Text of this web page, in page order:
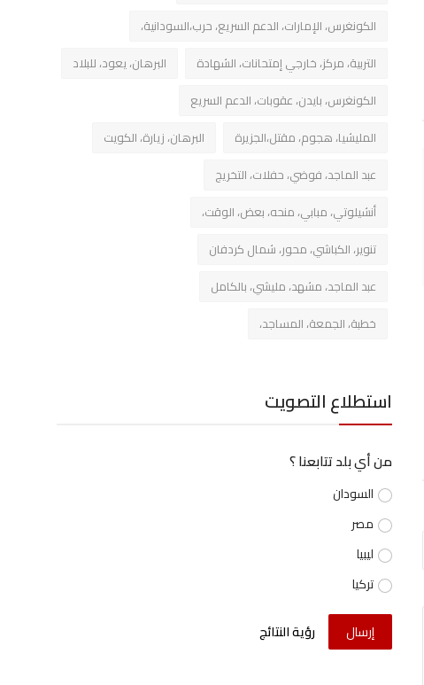
الكونغرس، الإمارات، الدعم السريع، حرب،السودانية،
التربية، مركز، خارجي إمتحانات، الشهادة
البرهان، يعود، للبلاد
الكونغرس، بايدن، عقوبات، الدعم السريع
المليشيا، هجوم، مقتل،الجزيرة
البرهان، زيارة، الكويت
عبد الماجد، فوضي، حفلات، التخريج
أنشيلوتي، مبابي، منحه، بعض، الوقت،
تنوير، الكباشي، محور، شمال كردفان
عبد الماجد، مشهد، مليشي، بالكامل
خطبة، الجمعة، المساجد،
استطلاع التصويت
من أي بلد تتابعنا ؟
السودان
مصر
ليبيا
تركيا
إرسال رؤية النتائج